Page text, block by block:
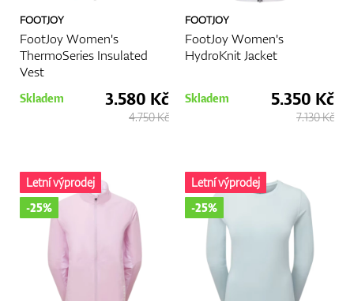
FOOTJOY
FootJoy Women's
ThermoSeries Insulated
Vest
Skladem 3.580 Kč
4.750 Kč
FOOTJOY
FootJoy Women's
HydroKnit Jacket
Skladem 5.350 Kč
7.130 Kč
Letní výprodej
-25%
Letní výprodej
-25%